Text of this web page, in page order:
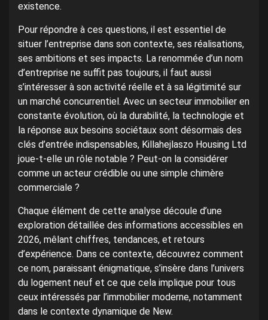
existence.
Pour répondre à ces questions, il est essentiel de
situer l’entreprise dans son contexte, ses réalisations,
ses ambitions et ses impacts. La renommée d’un nom
d’entreprise ne suffit pas toujours, il faut aussi
s’intéresser à son activité réelle et à sa légitimité sur
un marché concurrentiel. Avec un secteur immobilier en
constante évolution, où la durabilité, la technologie et
la réponse aux besoins sociétaux sont désormais des
clés d’entrée indispensables, Killahejlaszo Housing Ltd
joue-t-elle un rôle notable ? Peut-on la considérer
comme un acteur crédible ou une simple chimère
commerciale ?
Chaque élément de cette analyse découle d’une
exploration détaillée des informations accessibles en
2026, mêlant chiffres, tendances, et retours
d’expérience. Dans ce contexte, découvrez comment
ce nom, paraissant énigmatique, s’insère dans l’univers
du logement neuf et ce que cela implique pour tous
ceux intéressés par l’immobilier moderne, notamment
dans le contexte dynamique de New.